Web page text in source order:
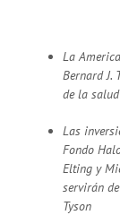
La
Bernard J.
de la
Las
Fondo
Elting y
servirán
Tyson